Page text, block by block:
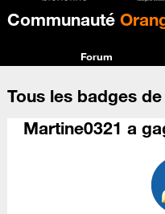
Communauté
Forum
Tous les badges
Martine0321 a